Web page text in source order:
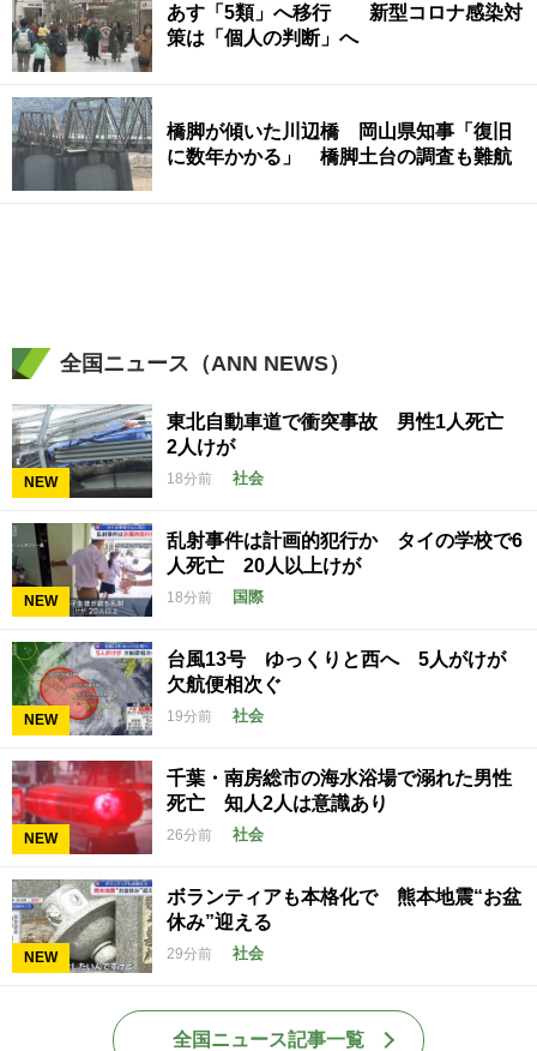
あす「5類」へ移行 新型コロナ感染対
策は「個人の判断」へ
橋脚が傾いた川辺橋 岡山県知事「復旧
に数年かかる」 橋脚土台の調査も難航
全国ニュース（ANN NEWS）
NEW
東北自動車道で衝突事故 男性1人死亡
2人けが
18分前 社会
NEW
乱射事件は計画的犯行か タイの学校で6
人死亡 20人以上けが
18分前 国際
NEW
台風13号 ゆっくりと西へ 5人がけが
欠航便相次ぐ
19分前 社会
NEW
千葉・南房総市の海水浴場で溺れた男性
死亡 知人2人は意識あり
26分前 社会
NEW
ボランティアも本格化で 熊本地震“お盆
休み”迎える
29分前 社会
全国ニュース記事一覧